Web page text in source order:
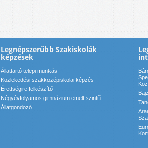
Legnépszerűbb Szakiskolák
képzések
Állattartó telepi munkás
Közlekedési szakközépiskolai képzés
Érettségire felkészítő
Négyévfolyamos gimnázium emelt szintű
Állatgondozó